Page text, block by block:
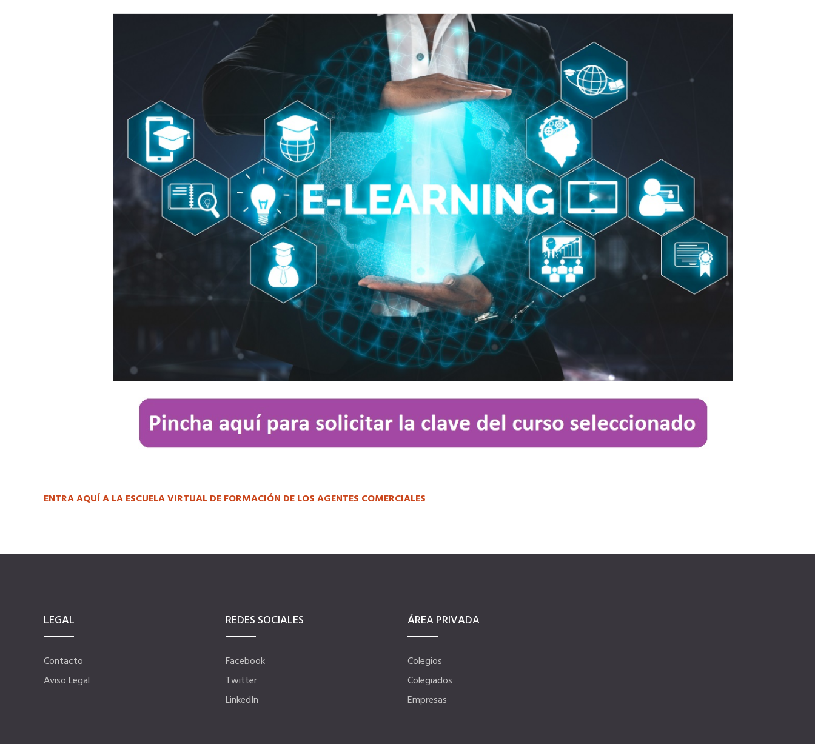
ENTRA AQUÍ A LA ESCUELA VIRTUAL DE FORMACIÓN DE LOS AGENTES COMERCIALES
LEGAL
Contacto
Aviso Legal
REDES SOCIALES
Facebook
Twitter
LinkedIn
ÁREA PRIVADA
Colegios
Colegiados
Empresas